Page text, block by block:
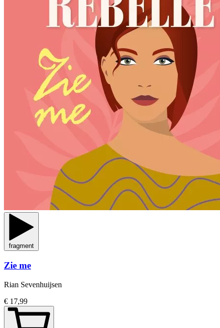
fragment
Zie me
Rian Sevenhuijsen
€ 17,99